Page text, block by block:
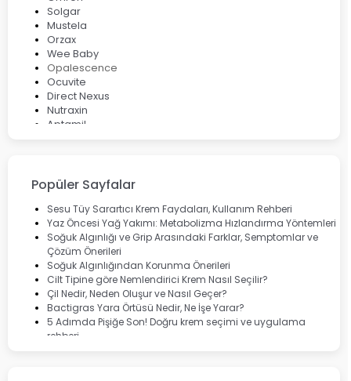
Solgar
Mustela
Orzax
Wee Baby
Opalescence
Ocuvite
Direct Nexus
Nutraxin
Aptamil
Lansinoh
Cebrolux
Dermoskin
Marvis
Rcfarma
Popüler Sayfalar
Sesu Tüy Sarartıcı Krem Faydaları, Kullanım Rehberi
Yaz Öncesi Yağ Yakımı: Metabolizma Hızlandırma Yöntemleri
Soğuk Algınlığı ve Grip Arasındaki Farklar, Semptomlar ve
Çözüm Önerileri
Soğuk Algınlığından Korunma Önerileri
Cilt Tipine göre Nemlendirici Krem Nasıl Seçilir?
Çil Nedir, Neden Oluşur ve Nasıl Geçer?
Bactigras Yara Örtüsü Nedir, Ne İşe Yarar?
5 Adımda Pişiğe Son! Doğru krem seçimi ve uygulama
rehberi